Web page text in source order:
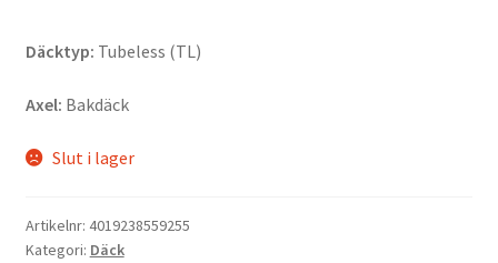
Däcktyp: Tubeless (TL)
Axel: Bakdäck
Slut i lager
Artikelnr: 4019238559255
Kategori: Däck